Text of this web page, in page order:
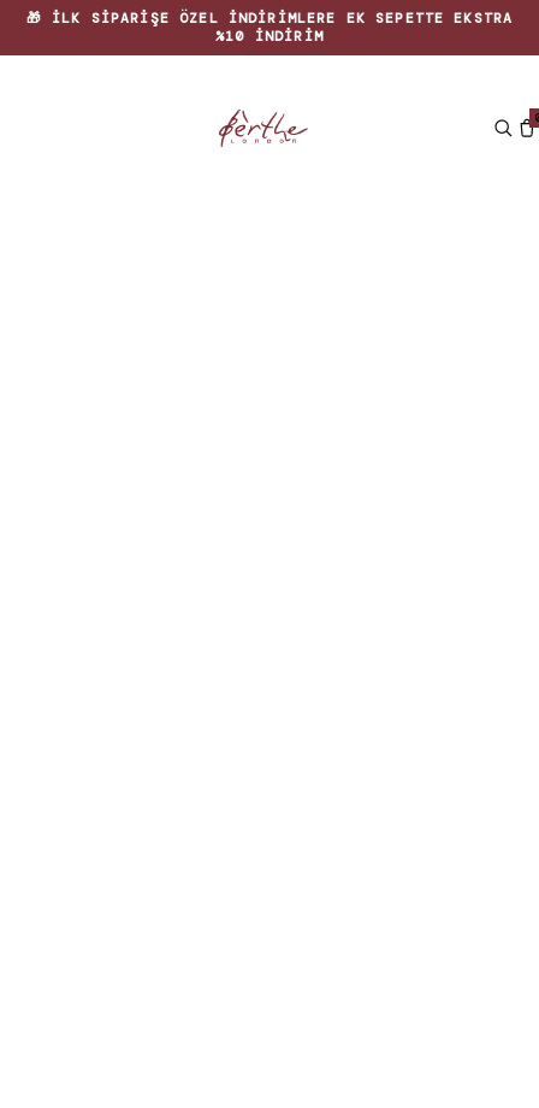
🎁 İLK SIPARIŞE ÖZEL INDIRIMLERE EK SEPETTE EKSTRA
%10 INDIRIM